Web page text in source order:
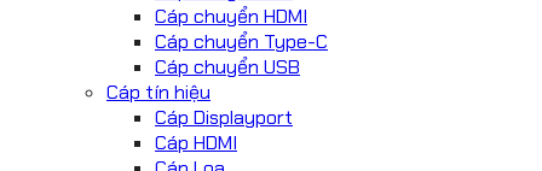
Cáp chuyển HDMI
Cáp chuyển Type-C
Cáp chuyển USB
Cáp tín hiệu
Cáp Displayport
Cáp HDMI